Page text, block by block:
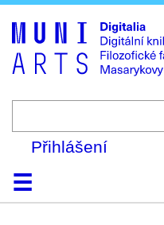
Přihlášení
DomůKolekce
Prohlížení
Vyhledávání
O